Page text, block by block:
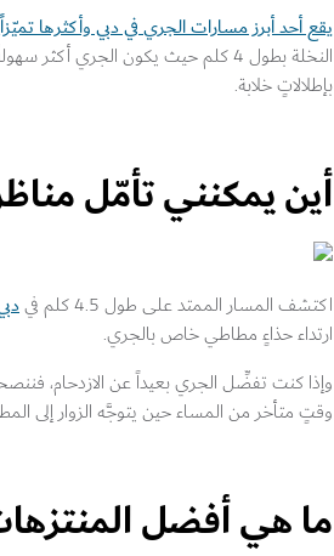
يقع أحد أبرز مسارات الجري في دبي وأكثرها
بإطلالاتٍ خلابة.
أين يمكنني تأمّل
اكتشف المسار الممتد على طول 4.5 كلم في
ارتداء حذاءٍ مطاطي خاص بالجري.
وقتٍ متأخر من المساء حين يتوجَّه الزوار إلى
ما هي أفضل